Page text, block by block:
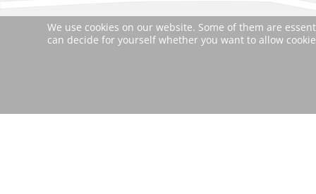
We use cookies on our website. Some of them are
can decide for yourself whether you want to allow